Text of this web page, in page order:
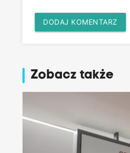
DODAJ KOMENTARZ
Zobacz także